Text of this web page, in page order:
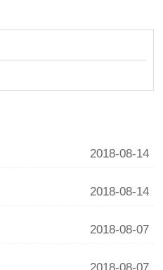
2018-08-14
2018-08-14
2018-08-07